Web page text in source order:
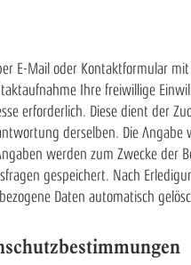
E-Mail oder Kontaktformular
Ihre freiwillige
erforderlich. Diese dient der
derselben. Die Angabe
werden zum Zwecke der
gespeichert. Nach
Daten automatisch